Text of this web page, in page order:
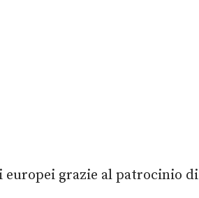
europei grazie al patrocinio di